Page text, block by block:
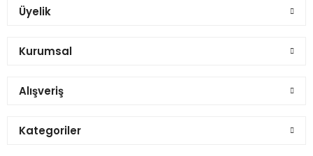
Üyelik
Kurumsal
Alışveriş
Kategoriler